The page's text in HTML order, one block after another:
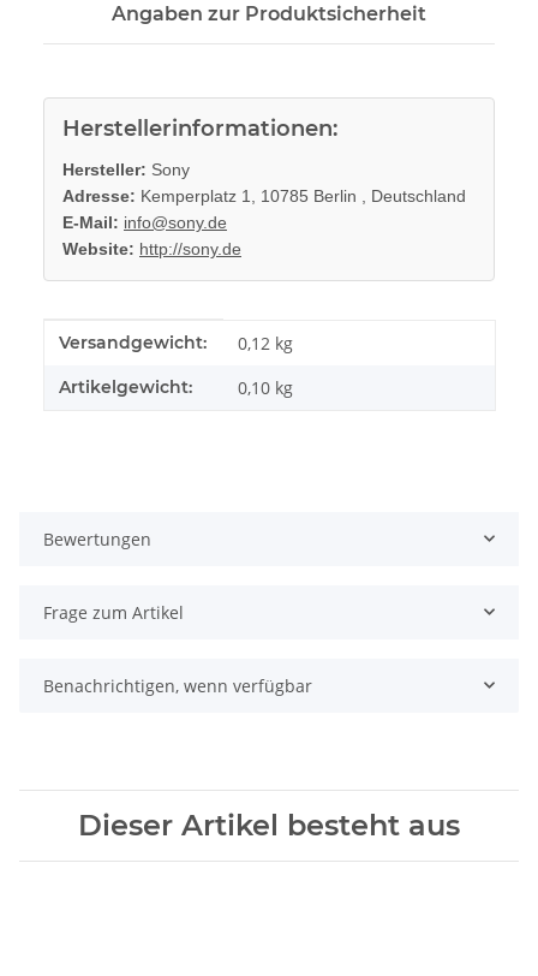
Angaben zur Produktsicherheit
Herstellerinformationen:
Hersteller: Sony
Adresse: Kemperplatz 1, 10785 Berlin , Deutschland
E-Mail: info@sony.de
Website: http://sony.de
Produkteigenschaft
Wert
Versandgewicht: 0,12 kg
Artikelgewicht: 0,10 kg
Bewertungen
Frage zum Artikel
Benachrichtigen, wenn verfügbar
Dieser Artikel besteht aus